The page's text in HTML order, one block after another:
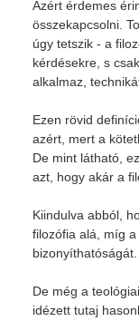
Azért érdemes
összekapcsolni.
úgy tetszik - a
kérdésekre, s
alkalmaz,
Ezen rövid
azért, mert a
De mint látható,
azt, hogy akár a
Kiindulva abból,
filozófia alá, míg
De még a
idézett tutaj